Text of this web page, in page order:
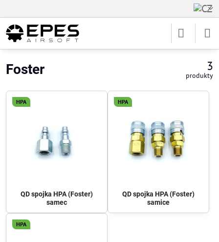
Foster 3
produkty
HPA
QD spojka HPA (Foster)
samec
HPA
QD spojka HPA (Foster)
samice
HPA